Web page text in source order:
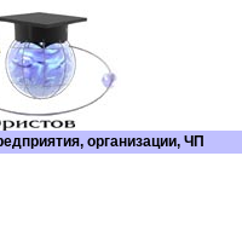
организации, ЧП